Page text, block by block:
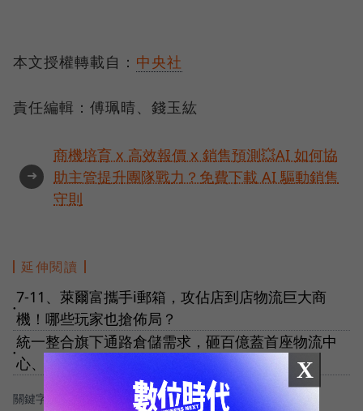
本文授權轉載自： 中央社
責任編輯：傅珮晴、錢玉紘
➜
商機培育 x 高效報價 x 銷售預測💥AI 如何協
助主管提升團隊戰力？免費下載 AI 驅動銷售
守則
延伸閱讀
●
7-11、萊爾富攜手i郵箱，攻佔店到店物流巨大商
機！哪些玩家也搶佈局？
●
統一整合旗下通路倉儲需求，砸百億蓋首座物流中
心、未來北中南都有！
關鍵字： ＃全家便利商店
X